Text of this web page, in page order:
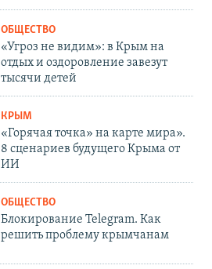
ОБЩЕСТВО
«Угроз не видим»: в Крым на
отдых и оздоровление завезут
тысячи детей
КРЫМ
«Горячая точка» на карте мира».
8 сценариев будущего Крыма от
ИИ
ОБЩЕСТВО
Блокирование Telegram. Как
решить проблему крымчанам